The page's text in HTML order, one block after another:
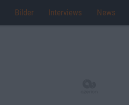
Bilder Interviews News